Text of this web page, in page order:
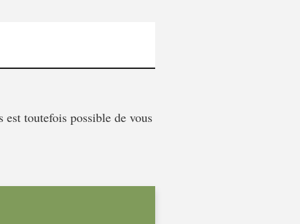
toutefois possible de vous